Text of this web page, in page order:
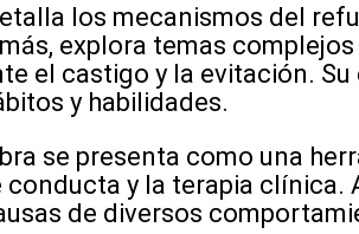
los mecanismos del
explora temas
el castigo y la evitación.
y habilidades.
se presenta como una
y la terapia
de diversos